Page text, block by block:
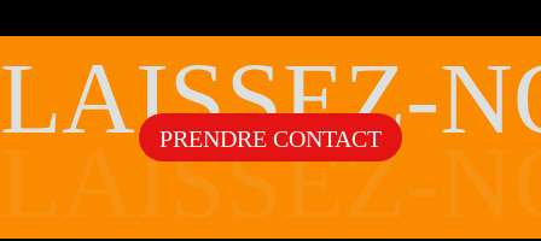
LAISSEZ-
LAISSEZ-
PRENDRE CONTACT